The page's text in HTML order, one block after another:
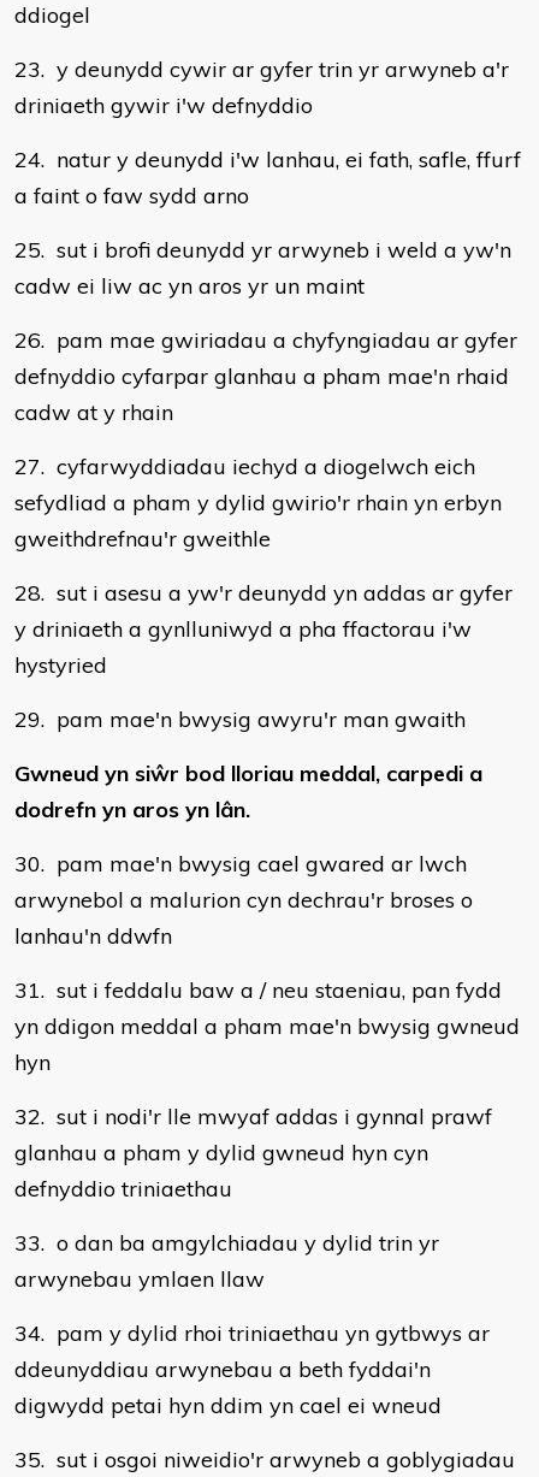
ddiogel
23. y deunydd cywir ar gyfer trin yr arwyneb a'r
driniaeth gywir i'w defnyddio
24. natur y deunydd i'w lanhau, ei fath, safle, ffurf
a faint o faw sydd arno
25. sut i brofi deunydd yr arwyneb i weld a yw'n
cadw ei liw ac yn aros yr un maint
26. pam mae gwiriadau a chyfyngiadau ar gyfer
defnyddio cyfarpar glanhau a pham mae'n rhaid
cadw at y rhain
27. cyfarwyddiadau iechyd a diogelwch eich
sefydliad a pham y dylid gwirio'r rhain yn erbyn
gweithdrefnau'r gweithle
28. sut i asesu a yw'r deunydd yn addas ar gyfer
y driniaeth a gynlluniwyd a pha ffactorau i'w
hystyried
29. pam mae'n bwysig awyru'r man gwaith
Gwneud yn siŵr bod lloriau meddal, carpedi a
dodrefn yn aros yn lân.
30. pam mae'n bwysig cael gwared ar lwch
arwynebol a malurion cyn dechrau'r broses o
lanhau'n ddwfn
31. sut i feddalu baw a / neu staeniau, pan fydd
yn ddigon meddal a pham mae'n bwysig gwneud
hyn
32. sut i nodi'r lle mwyaf addas i gynnal prawf
glanhau a pham y dylid gwneud hyn cyn
defnyddio triniaethau
33. o dan ba amgylchiadau y dylid trin yr
arwynebau ymlaen llaw
34. pam y dylid rhoi triniaethau yn gytbwys ar
ddeunyddiau arwynebau a beth fyddai'n
digwydd petai hyn ddim yn cael ei wneud
35. sut i osgoi niweidio'r arwyneb a goblygiadau